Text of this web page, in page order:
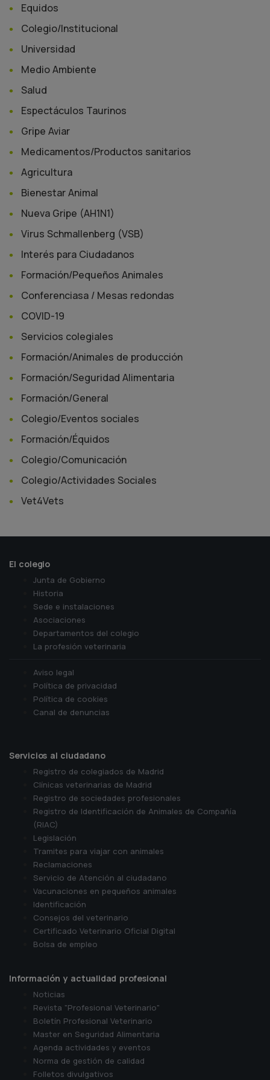
Equidos
Colegio/Institucional
Universidad
Medio Ambiente
Salud
Espectáculos Taurinos
Gripe Aviar
Medicamentos/Productos sanitarios
Agricultura
Bienestar Animal
Nueva Gripe (AH1N1)
Virus Schmallenberg (VSB)
Interés para Ciudadanos
Formación/Pequeños Animales
Conferenciasa / Mesas redondas
COVID-19
Servicios colegiales
Formación/Animales de producción
Formación/Seguridad Alimentaria
Formación/General
Colegio/Eventos sociales
Formación/Équidos
Colegio/Comunicación
Colegio/Actividades Sociales
Vet4Vets
El colegio
Junta de Gobierno
Historia
Sede e instalaciones
Asociaciones
Departamentos del colegio
La profesión veterinaria
Aviso legal
Política de privacidad
Política de cookies
Canal de denuncias
Servicios al ciudadano
Registro de colegiados de Madrid
Clínicas veterinarias de Madrid
Registro de sociedades profesionales
Registro de Identificación de Animales de Compañía
(RIAC)
Legislación
Tramites para viajar con animales
Reclamaciones
Servicio de Atención al ciudadano
Vacunaciones en pequeños animales
Identificación
Consejos del veterinario
Certificado Veterinario Oficial Digital
Bolsa de empleo
Información y actualidad profesional
Noticias
Revista "Profesional Veterinario"
Boletín Profesional Veterinario
Master en Seguridad Alimentaria
Agenda actividades y eventos
Norma de gestión de calidad
Folletos divulgativos